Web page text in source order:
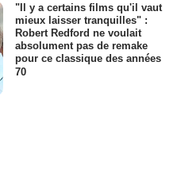
"Il y a certains films qu'il vaut
mieux laisser tranquilles" :
Robert Redford ne voulait
absolument pas de remake
pour ce classique des années
70